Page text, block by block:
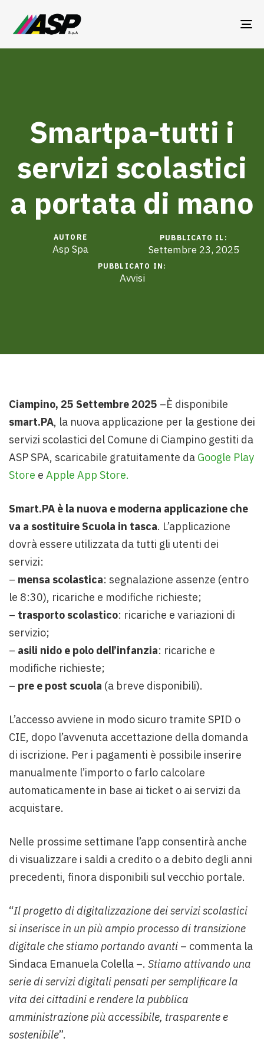
Smartpa-tutti i
servizi scolastici
a portata di mano
AUTORE
Asp Spa
PUBBLICATO IL:
Settembre 23, 2025
PUBBLICATO IN:
Avvisi
Ciampino, 25 Settembre 2025 –È disponibile
smart.PA, la nuova applicazione per la gestione dei
servizi scolastici del Comune di Ciampino gestiti da
ASP SPA, scaricabile gratuitamente da Google Play
Store e Apple App Store.
Smart.PA è la nuova e moderna applicazione che
va a sostituire Scuola in tasca. L’applicazione
dovrà essere utilizzata da tutti gli utenti dei
servizi:
– mensa scolastica: segnalazione assenze (entro
le 8:30), ricariche e modifiche richieste;
– trasporto scolastico: ricariche e variazioni di
servizio;
– asili nido e polo dell’infanzia: ricariche e
modifiche richieste;
– pre e post scuola (a breve disponibili).
L’accesso avviene in modo sicuro tramite SPID o
CIE, dopo l’avvenuta accettazione della domanda
di iscrizione. Per i pagamenti è possibile inserire
manualmente l’importo o farlo calcolare
automaticamente in base ai ticket o ai servizi da
acquistare.
Nelle prossime settimane l’app consentirà anche
di visualizzare i saldi a credito o a debito degli anni
precedenti, finora disponibili sul vecchio portale.
“Il progetto di digitalizzazione dei servizi scolastici
si inserisce in un più ampio processo di transizione
digitale che stiamo portando avanti – commenta la
Sindaca Emanuela Colella –. Stiamo attivando una
serie di servizi digitali pensati per semplificare la
vita dei cittadini e rendere la pubblica
amministrazione più accessibile, trasparente e
sostenibile”.